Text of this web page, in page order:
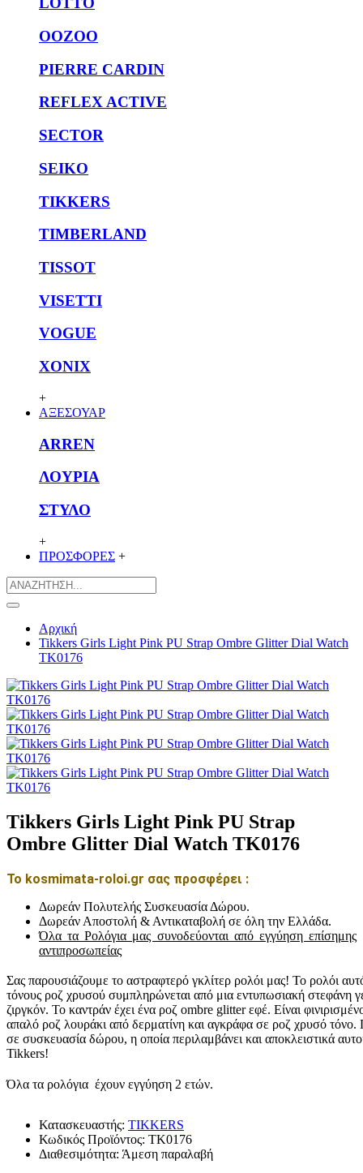
OOZOO
PIERRE CARDIN
REFLEX ACTIVE
SECTOR
SEIKO
TIKKERS
TIMBERLAND
TISSOT
VISETTI
VOGUE
XONIX
+
ΑΞΕΣΟΥΑΡ
ARREN
ΛΟΥΡΙΑ
ΣΤΥΛΟ
+
ΠΡΟΣΦΟΡΕΣ +
Αρχική
Tikkers Girls Light Pink PU Strap Ombre Glitter Dial Watch
TK0176
Tikkers Girls Light Pink PU Strap
Ombre Glitter Dial Watch TK0176
Το kosmimata-roloi.gr σας προσφέρει :
Δωρεάν Πολυτελής Συσκευασία Δώρου.
Δωρεάν Αποστολή & Αντικαταβολή σε όλη την Ελλάδα.
Όλα τα Ρολόγια μας συνοδεύονται από εγγύηση επίσημης
αντιπροσωπείας
Σας παρουσιάζουμε το αστραφτερό γκλίτερ ρολόι μας! Το ρολόι
τόνους ροζ χρυσού συμπληρώνεται από μια εντυπωσιακή στεφάνη
ζιργκόν. Το καντράν έχει ένα ροζ ombre glitter εφέ. Είναι
απαλό ροζ λουράκι από δερματίνη και αγκράφα σε ροζ χρυσό τόνο.
σε συσκευασία δώρου, η οποία περιλαμβάνει και αποκλειστικά
Tikkers!
Όλα τα ρολόγια έχουν εγγύηση 2 ετών.
Κατασκευαστής: TIKKERS
Κωδικός Προϊόντος: TK0176
Διαθεσιμότητα: Άμεση παραλαβή